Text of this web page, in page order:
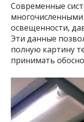
Современные
освещенности,
Эти данные
полную картину
принимать